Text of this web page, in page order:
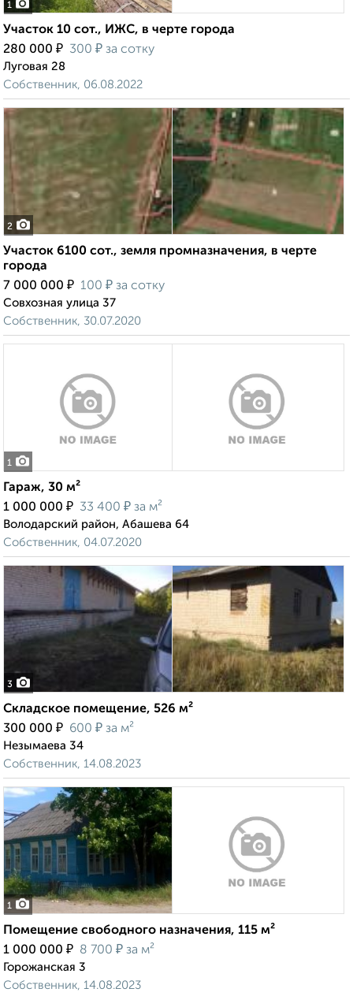
1
Участок 10 сот., ИЖС, в черте города
280 000 ₽ 300 ₽ за сотку
Луговая 28
Собственник, 06.08.2022
2
Участок 6100 сот., земля промназначения, в черте
города
7 000 000 ₽ 100 ₽ за сотку
Совхозная улица 37
Собственник, 30.07.2020
1
Гараж, 30 м²
1 000 000 ₽ 33 400 ₽ за м²
Володарский район, Абашева 64
Собственник, 04.07.2020
3
Складское помещение, 526 м²
300 000 ₽ 600 ₽ за м²
Незымаева 34
Собственник, 14.08.2023
1
Помещение свободного назначения, 115 м²
1 000 000 ₽ 8 700 ₽ за м²
Горожанская 3
Собственник, 14.08.2023